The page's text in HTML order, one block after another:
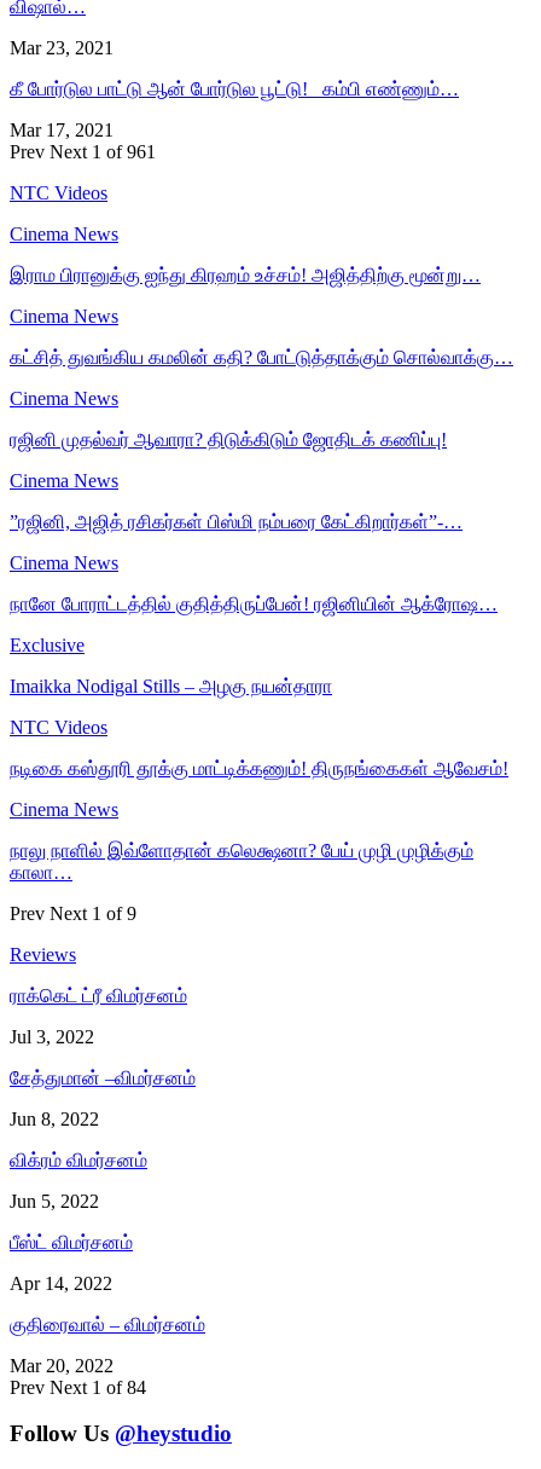
விஷால்…
Mar 23, 2021
கீ போர்டுல பாட்டு ஆன் போர்டுல பூட்டு! கம்பி எண்ணும்…
Mar 17, 2021
Prev Next 1 of 961
NTC Videos
Cinema News
இராம பிரானுக்கு ஐந்து கிரஹம் உச்சம்! அஜித்திற்கு மூன்று…
Cinema News
கட்சித் துவங்கிய கமலின் கதி? போட்டுத்தாக்கும் சொல்வாக்கு…
Cinema News
ரஜினி முதல்வர் ஆவாரா? திடுக்கிடும் ஜோதிடக் கணிப்பு!
Cinema News
”ரஜினி, அஜித் ரசிகர்கள் பிஸ்மி நம்பரை கேட்கிறார்கள்”-…
Cinema News
நானே போராட்டத்தில் குதித்திருப்பேன்! ரஜினியின் ஆக்ரோஷ…
Exclusive
Imaikka Nodigal Stills – அழகு நயன்தாரா
NTC Videos
நடிகை கஸ்தூரி தூக்கு மாட்டிக்கணும்! திருநங்கைகள் ஆவேசம்!
Cinema News
நாலு நாளில் இவ்ளோதான் கலெக்ஷனா? பேய் முழி முழிக்கும்
காலா…
Prev Next 1 of 9
Reviews
ராக்கெட் ட்ரீ விமர்சனம்
Jul 3, 2022
சேத்துமான் –விமர்சனம்
Jun 8, 2022
விக்ரம் விமர்சனம்
Jun 5, 2022
பீஸ்ட் விமர்சனம்
Apr 14, 2022
குதிரைவால் – விமர்சனம்
Mar 20, 2022
Prev Next 1 of 84
Follow Us @heystudio